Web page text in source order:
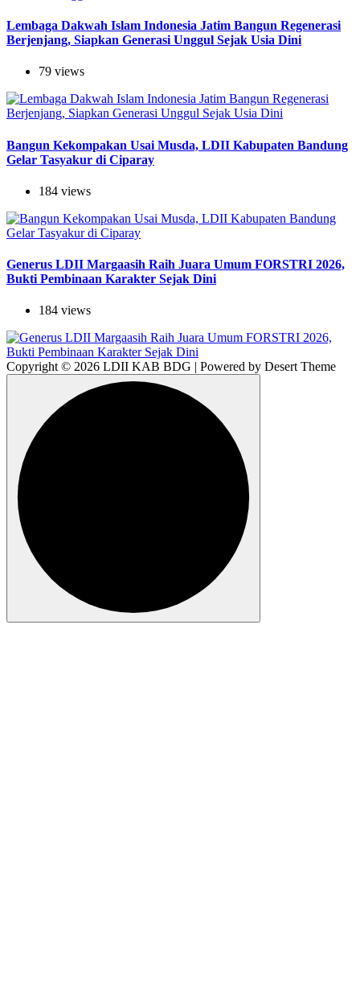
Lembaga Dakwah Islam Indonesia Jatim Bangun Regenerasi
Berjenjang, Siapkan Generasi Unggul Sejak Usia Dini
79 views
Bangun Kekompakan Usai Musda, LDII Kabupaten Bandung
Gelar Tasyakur di Ciparay
184 views
Generus LDII Margaasih Raih Juara Umum FORSTRI 2026,
Bukti Pembinaan Karakter Sejak Dini
184 views
Copyright © 2026 LDII KAB BDG | Powered by Desert Theme